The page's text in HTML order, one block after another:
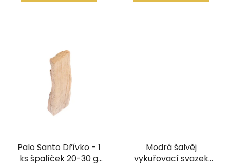
Palo Santo Dřívko - 1
ks špalíček 20-30 g
Modrá šalvěj
vykuřovací svazek